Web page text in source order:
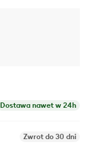
Dostawa nawet w 24h
Zwrot do 30 dni